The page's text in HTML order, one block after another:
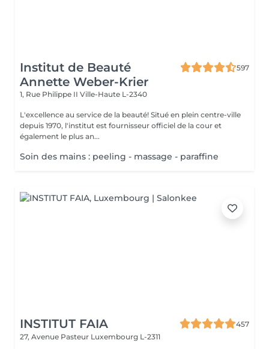
Institut de Beauté
Annette Weber-Krier
597
1, Rue Philippe II Ville-Haute L-2340
L'excellence au service de la beauté! Situé en plein centre-ville
depuis 1970, l'institut est fournisseur officiel de la cour et
également le plus an...
Soin des mains : peeling - massage - paraffine
INSTITUT FAIA
457
27, Avenue Pasteur Luxembourg L-2311